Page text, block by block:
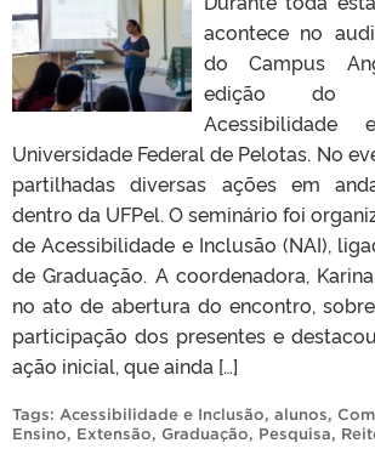
acontece no
do Campus
edição do
Universidade Federal de Pelotas. No
partilhadas diversas ações em
dentro da UFPel. O seminário foi
de Acessibilidade e Inclusão (NAI),
de Graduação. A coordenadora,
no ato de abertura do encontro,
participação dos presentes e
ação inicial, que ainda […]
Tags: Acessibilidade e Inclusão, alunos,
Ensino, Extensão, Graduação, Pesquisa,